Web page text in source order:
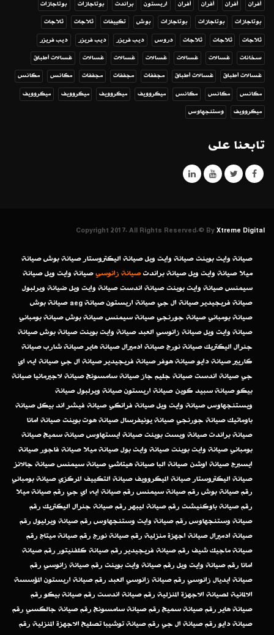
أفران أفران أفران أفران اريستون براندت بوتاجازات بوتاجازات
بوتاجازات بوتاجازات بوتاجازات بوش تكييفات ثلاجات ثلاجات
ثلاجات ثلاجات ثلاجات دروس ديب فريزر ديب فريزر ديب فريزر
سخانات غسالات غسالات غسالات غسالات غسالات غسالات أطباق
غسالات أطباق غسالات أطباق مجففات مجففات مجففات مكانس مكانس
مكانس مكانس مكانس ميكروويف ميكروويف ميكروويف ميكروويف
ميكروويف وستنجهاوس
تابعنا على
Copyright 2017. All Rights Reserved.© By Xtreme Digital
صيانة وايت بوينت صيانة وايت ويل صيانة اليكتروستار صيانة بوش صيانة
ميلا صيانة وايت ويل صيانة براندت صيانة زانوسي صيانة وايت ويل صيانة
سيمنس صيانة وايت بوينت صيانة اندست صيانة وايت ويل ضيانة ويرلبول
صيانة فريجيدير صيانة ال جي صيانة اريستون صيانة aeg
صيانة بوش
صيانة بومباني صيانة جورنجي صيانة سيمنس صيانة بوش صيانة بومباني
صيانة وايت ويل صيانة زانوسي العبد صيانة وايت بوينت صيانة بوش صيانة
جنرال اليكتريك صيانة نورج صيانة ادميرال صيانة هاير صيانة شارب صيانة
كاريير صيانة دايو صيانة هوفر صيانة فريجيدير صيانة ال جي صيانة ايه اي
جي صيانة اندست صيانة جليم جاز صيانة سامسونج صيانة لاجيرمانيا صيانة
بيكو صيانة سبيد كوين صيانة اريستون صيانة ويرلبول صيانة
ويستنجهاوس صيانة وايت ويل صيانة فرانكي صيانة فيشر اند بيكل صيانة
باوماتيك صيانة جورنجي صيانة يونيفرسال صيانة هوت بوينت صيانة امانا
صيانة براندت صيانة ويست بوينت صيانة ايستهاوس صيانة سميج صيانة
بومباني صيانة وايت بوينت صيانة وايت بول صيانة ميلا صيانة فاجور صيانة
ايسبرج صيانة اوشن صيانة البا صيانة هيتاشي صيانة سيمنس صيانة جالانز
صيانة اليكتروستار صيانة الميكروويف صيانة التكييف المركزي صيانة بومباني
رقم صيانة بوش رقم صيانة سيمنس رقم صيانة ايه اي جي رقم صيانة ميلا
رقم صيانة باوكنيشت رقم صيانة ليبهر رقم صيانة جنرال اليكتريك رقم
صيانة وستنجهاوس رقم صيانة وايت وستنجهاوس رقم صيانة ويرليول رقم
صيانة ادميرال صيانة اجهزة منزلية رقم صيانة نورج رقم صيانة ميتاج رقم
صيانة ماجيك شيف رقم صيانة فريجيدير رقم صيانة كلفنيتور رقم صيانة
امانا رقم صيانة وايت ويل رقم صيانة وايت بوينت رقم صيانة زانوسي رقم
صيانة ايديال زانوسي رقم صيانة زانوسي العبد رقم صيانة اريستون المؤسسة
الالمانية لصيانة الاجهزة المنزلية رقم صيانة اندست رقم صيانة بيكو رقم
صيانة هاير رقم صيانة سميج رقم صيانة سامسونج رقم صيانة جالكسي رقم
صيانة دايو رقم صيانة ال جي رقم صيانة توشيبا تصليح الاجهزة المنزلية رقم